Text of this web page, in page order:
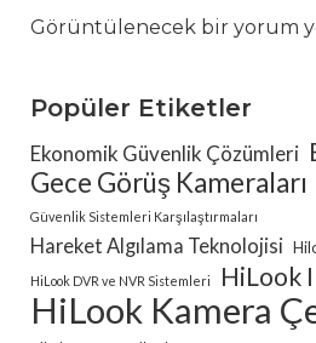
Görüntülenecek bir yorum
Popüler Etiketler
Ekonomik Güvenlik Çözümleri
Gece Görüş Kameraları
Güvenlik Sistemleri Karşılaştırmaları
Hareket Algılama Teknolojisi
HiLook DVR ve NVR Sistemleri HiLook
HiLook Kamera